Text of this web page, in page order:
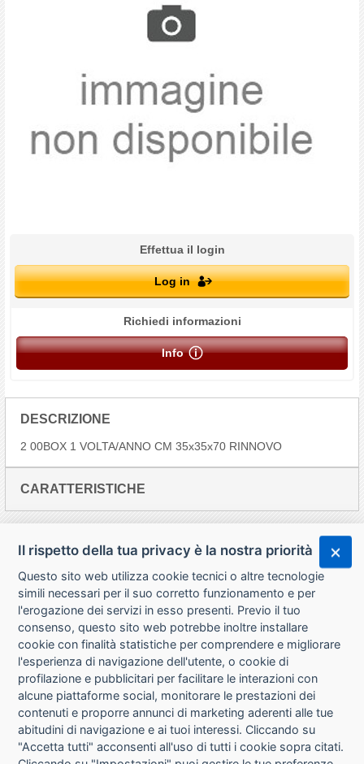
Effettua il login
Log in
Richiedi informazioni
Info
DESCRIZIONE
2 00BOX 1 VOLTA/ANNO CM 35x35x70 RINNOVO
CARATTERISTICHE
CHI SIAMO
CONTATTI
CONDIZIONI DI VENDITA
Il rispetto della tua privacy è la nostra priorità
Questo sito web utilizza cookie tecnici o altre tecnologie
simili necessari per il suo corretto funzionamento e per
l'erogazione dei servizi in esso presenti. Previo il tuo
consenso, questo sito web potrebbe inoltre installare
cookie con finalità statistiche per comprendere e migliorare
l'esperienza di navigazione dell'utente, o cookie di
profilazione e pubblicitari per facilitare le interazioni con
alcune piattaforme social, monitorare le prestazioni dei
contenuti e proporre annunci di marketing aderenti alle tue
abitudini di navigazione e ai tuoi interessi. Cliccando su
"Accetta tutti" acconsenti all'uso di tutti i cookie sopra citati.